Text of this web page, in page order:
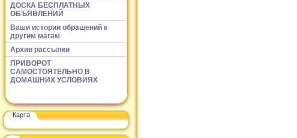
ДОСКА БЕСПЛАТНЫХ
ОБЪЯВЛЕНИЙ
Ваши истории обращений к
другим магам
Архив рассылки
ПРИВОРОТ
САМОСТОЯТЕЛЬНО В
ДОМАШНИХ УСЛОВИЯХ
Карта